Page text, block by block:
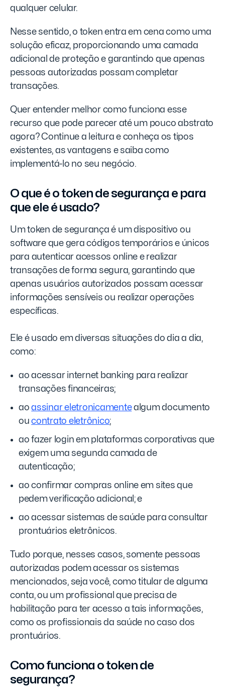
qualquer celular.
Nesse sentido, o token entra em cena como uma
solução eficaz, proporcionando uma camada
adicional de proteção e garantindo que apenas
pessoas autorizadas possam completar
transações.
Quer entender melhor como funciona esse
recurso que pode parecer até um pouco abstrato
agora? Continue a leitura e conheça os tipos
existentes, as vantagens e saiba como
implementá-lo no seu negócio.
O que é o token de segurança e para
que ele é usado?
Um token de segurança é um dispositivo ou
software que gera códigos temporários e únicos
para autenticar acessos online e realizar
transações de forma segura, garantindo que
apenas usuários autorizados possam acessar
informações sensíveis ou realizar operações
específicas.
Ele é usado em diversas situações do dia a dia,
como:
ao acessar internet banking para realizar
transações financeiras;
aoassinar eletronicamentealgum documento
oucontrato eletrônico;
ao fazer login em plataformas corporativas que
exigem uma segunda camada de
autenticação;
ao confirmar compras online em sites que
pedem verificação adicional; e
ao acessar sistemas de saúde para consultar
prontuários eletrônicos.
Tudo porque, nesses casos, somente pessoas
autorizadas podem acessar os sistemas
mencionados, seja você, como titular de alguma
conta, ou um profissional que precisa de
habilitação para ter acesso a tais informações,
como os profissionais da saúde no caso dos
prontuários.
Como funciona o token de
segurança?